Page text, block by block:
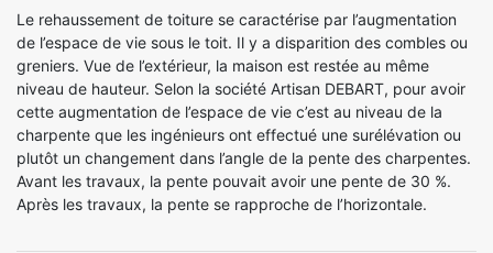
Le rehaussement de toiture se caractérise par l’augmentation
de l’espace de vie sous le toit. Il y a disparition des combles ou
greniers. Vue de l’extérieur, la maison est restée au même
niveau de hauteur. Selon la société Artisan DEBART, pour avoir
cette augmentation de l’espace de vie c’est au niveau de la
charpente que les ingénieurs ont effectué une surélévation ou
plutôt un changement dans l’angle de la pente des charpentes.
Avant les travaux, la pente pouvait avoir une pente de 30 %.
Après les travaux, la pente se rapproche de l’horizontale.